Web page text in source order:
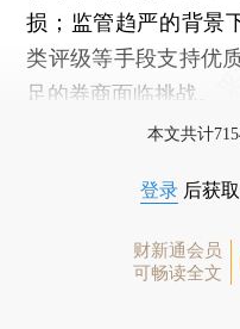
损；监管趋严的背景
类评级等手段支持优
足的券商面临挑战。
本文共计
登录 后获
财新通会员
可畅读全文